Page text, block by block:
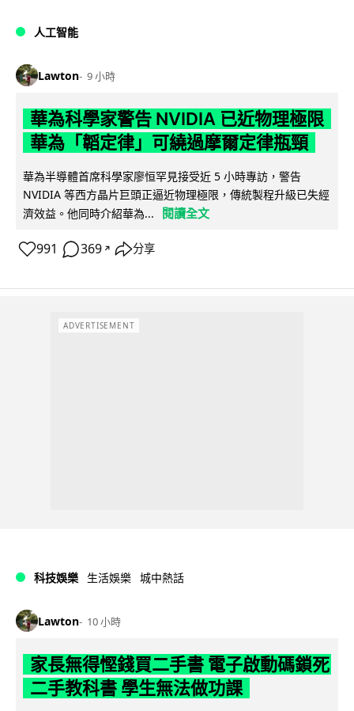
人工智能
Lawton 9 小時
華為科學家警告 NVIDIA 已近物理極限
華為「韜定律」可繞過摩爾定律瓶頸
華為半導體首席科學家廖恒罕見接受近 5 小時專訪，警告
NVIDIA 等西方晶片巨頭正逼近物理極限，傳統製程升級已失經
濟效益。他同時介紹華為...
閱讀全文
991 369 ↗ 分享
ADVERTISEMENT
科技娛樂 生活娛樂 城中熱話
Lawton 10 小時
家長無得慳錢買二手書 電子啟動碼鎖死
二手教科書 學生無法做功課